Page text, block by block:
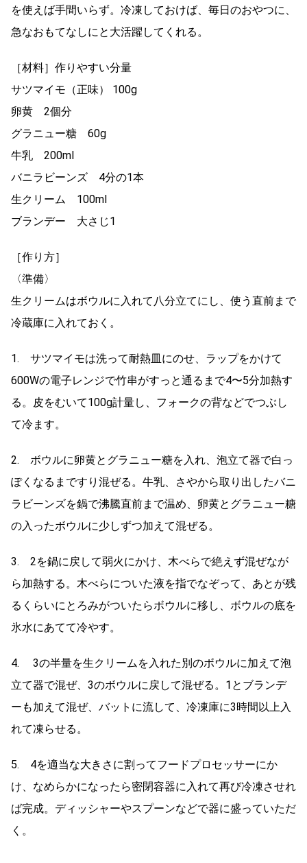
を使えば手間いらず。冷凍しておけば、毎日のおやつに、
急なおもてなしにと大活躍してくれる。
［材料］作りやすい分量
サツマイモ（正味） 100g
卵黄 2個分
グラニュー糖 60g
牛乳 200ml
バニラビーンズ 4分の1本
生クリーム 100ml
ブランデー 大さじ1
［作り方］
〈準備〉
生クリームはボウルに入れて八分立てにし、使う直前まで
冷蔵庫に入れておく。
1. サツマイモは洗って耐熱皿にのせ、ラップをかけて
600Wの電子レンジで竹串がすっと通るまで4〜5分加熱す
る。皮をむいて100g計量し、フォークの背などでつぶし
て冷ます。
2. ボウルに卵黄とグラニュー糖を入れ、泡立て器で白っ
ぽくなるまですり混ぜる。牛乳、さやから取り出したバニ
ラビーンズを鍋で沸騰直前まで温め、卵黄とグラニュー糖
の入ったボウルに少しずつ加えて混ぜる。
3. 2を鍋に戻して弱火にかけ、木べらで絶えず混ぜなが
ら加熱する。木べらについた液を指でなぞって、あとが残
るくらいにとろみがついたらボウルに移し、ボウルの底を
氷水にあてて冷やす。
4. 3の半量を生クリームを入れた別のボウルに加えて泡
立て器で混ぜ、3のボウルに戻して混ぜる。1とブランデ
ーも加えて混ぜ、バットに流して、冷凍庫に3時間以上入
れて凍らせる。
5. 4を適当な大きさに割ってフードプロセッサーにか
け、なめらかになったら密閉容器に入れて再び冷凍させれ
ば完成。ディッシャーやスプーンなどで器に盛っていただ
く。